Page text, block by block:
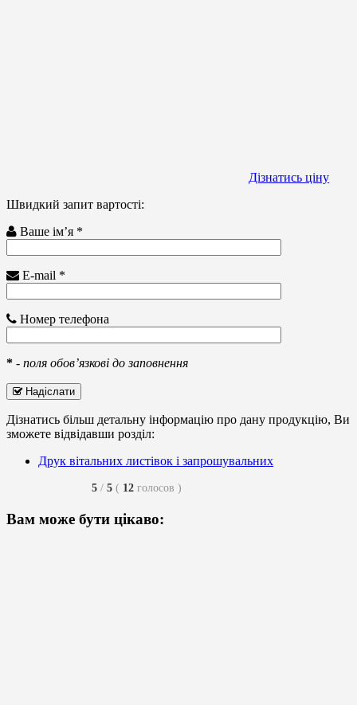
Дізнатись ціну
Швидкий запит вартості:
Ваше ім’я *
E-mail *
Номер телефона
* - поля обов’язкові до заповнення
Надіслати
Дізнатись більш детальну інформацію про дану продукцію, Ви
зможете відвідавши розділ:
Друк вітальних листівок і запрошувальних
5 / 5 ( 12 голосов )
Вам може бути цікаво: